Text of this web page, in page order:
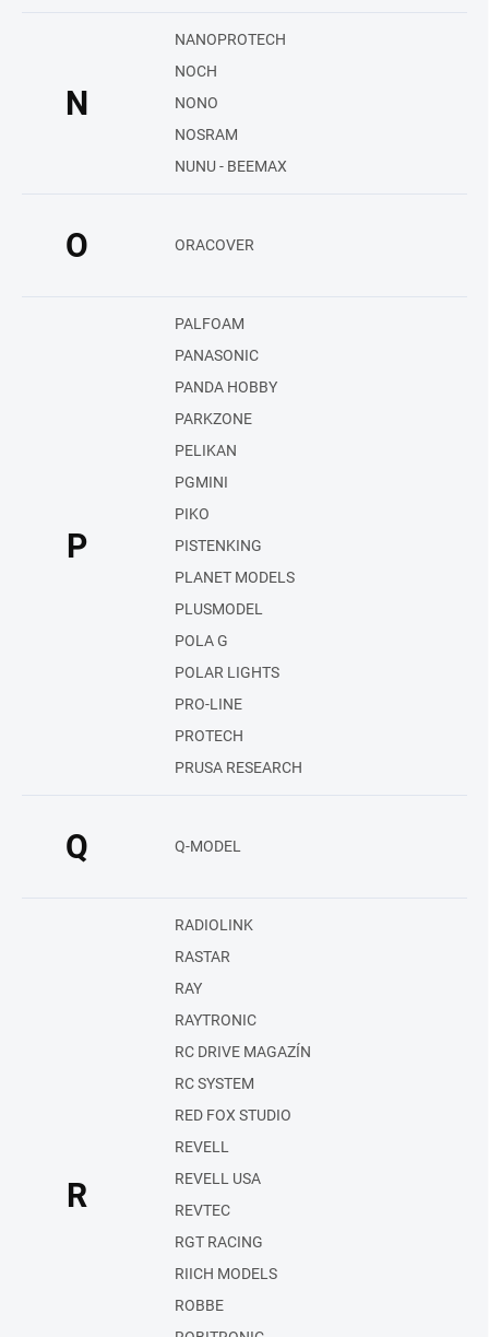
N
NANOPROTECH
NOCH
NONO
NOSRAM
NUNU - BEEMAX
O ORACOVER
P
PALFOAM
PANASONIC
PANDA HOBBY
PARKZONE
PELIKAN
PGMINI
PIKO
PISTENKING
PLANET MODELS
PLUSMODEL
POLA G
POLAR LIGHTS
PRO-LINE
PROTECH
PRUSA RESEARCH
Q Q-MODEL
R
RADIOLINK
RASTAR
RAY
RAYTRONIC
RC DRIVE MAGAZÍN
RC SYSTEM
RED FOX STUDIO
REVELL
REVELL USA
REVTEC
RGT RACING
RIICH MODELS
ROBBE